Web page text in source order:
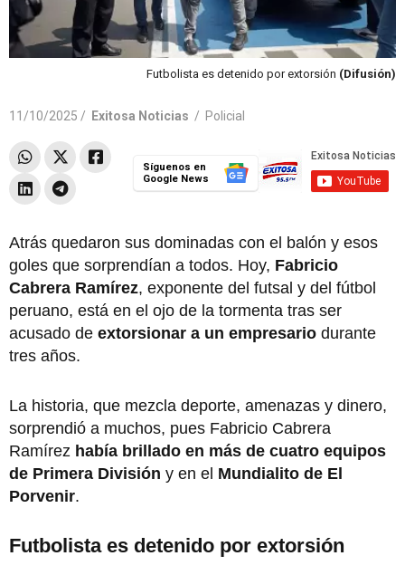
Futbolista es detenido por extorsión (Difusión)
11/10/2025 / Exitosa Noticias / Policial
Síguenos en
Google News
Atrás quedaron sus dominadas con el balón y esos
goles que sorprendían a todos. Hoy, Fabricio
Cabrera Ramírez, exponente del futsal y del fútbol
peruano, está en el ojo de la tormenta tras ser
acusado de extorsionar a un empresario durante
tres años.
La historia, que mezcla deporte, amenazas y dinero,
sorprendió a muchos, pues Fabricio Cabrera
Ramírez había brillado en más de cuatro equipos
de Primera División y en el Mundialito de El
Porvenir.
Futbolista es detenido por extorsión